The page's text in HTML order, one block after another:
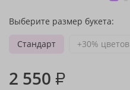
Выберите размер букета:
Стандарт
+30% цветов
2 550 ₽